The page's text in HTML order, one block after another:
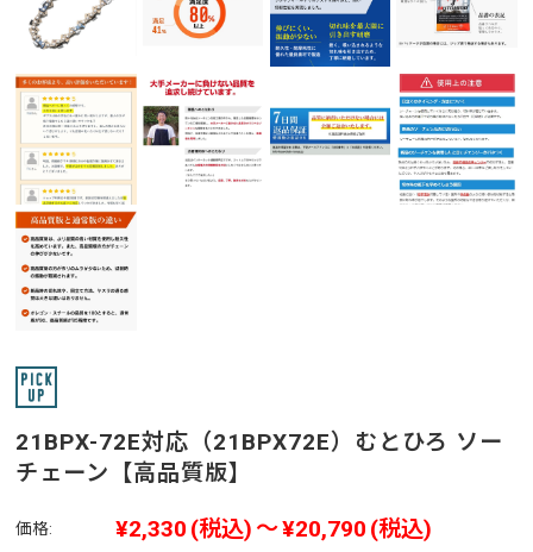
21BPX-72E対応（21BPX72E）むとひろ ソー
チェーン【高品質版】
価格: ¥2,330 (税込) ～¥20,790 (税込)